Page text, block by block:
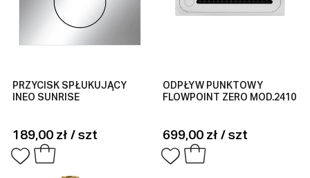
PRZYCISK SPŁUKUJĄCY
INEO SUNRISE
189,00 zł / szt
ODPŁYW PUNKTOWY
FLOWPOINT ZERO MOD.2410
699,00 zł / szt